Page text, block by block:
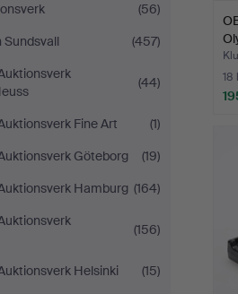
(56)
(457)
(44)
Fine Art
(1)
Göteborg
(19)
Hamburg (164)
(156)
Helsinki
(15)
18